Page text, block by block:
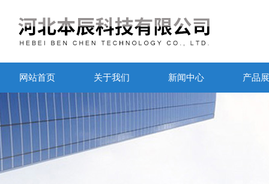
网站首页 关于我们 新闻中心 产品